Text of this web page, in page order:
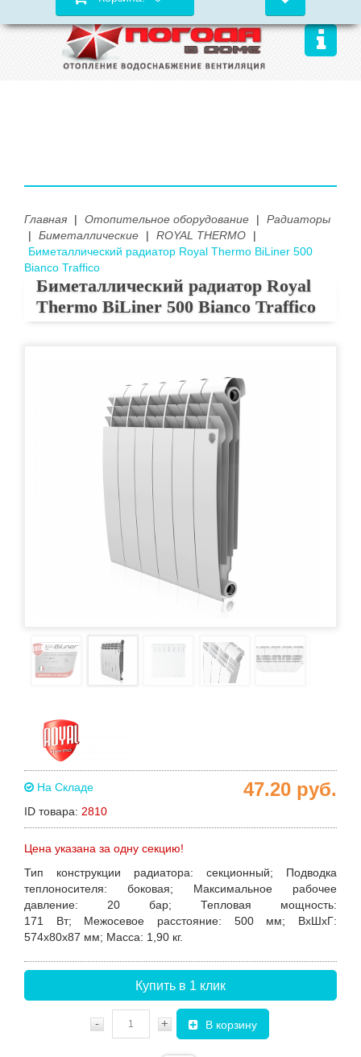
Главная | Отопительное оборудование |
Радиаторы
|
Биметаллические | ROYAL THERMO
|
Биметаллический радиатор Royal Thermo BiLiner 500
Bianco Traffico
Биметаллический радиатор Royal
Thermo BiLiner 500 Bianco Traffico
На Складе
ID товара: 2810
47.20 руб.
Цена указана за одну секцию!
Тип конструкции радиатора: секционный; Подводка
теплоносителя: боковая; Максимальное рабочее
давление: 20 бар; Тепловая мощность:
171 Вт; Межосевое расстояние: 500 мм; ВхШхГ:
574х80х87 мм; Масса: 1,90 кг.
Купить в 1 клик
- + В корзину